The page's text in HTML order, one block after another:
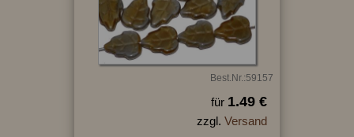
Best.Nr.:59157
für 1.49 €
zzgl. Versand